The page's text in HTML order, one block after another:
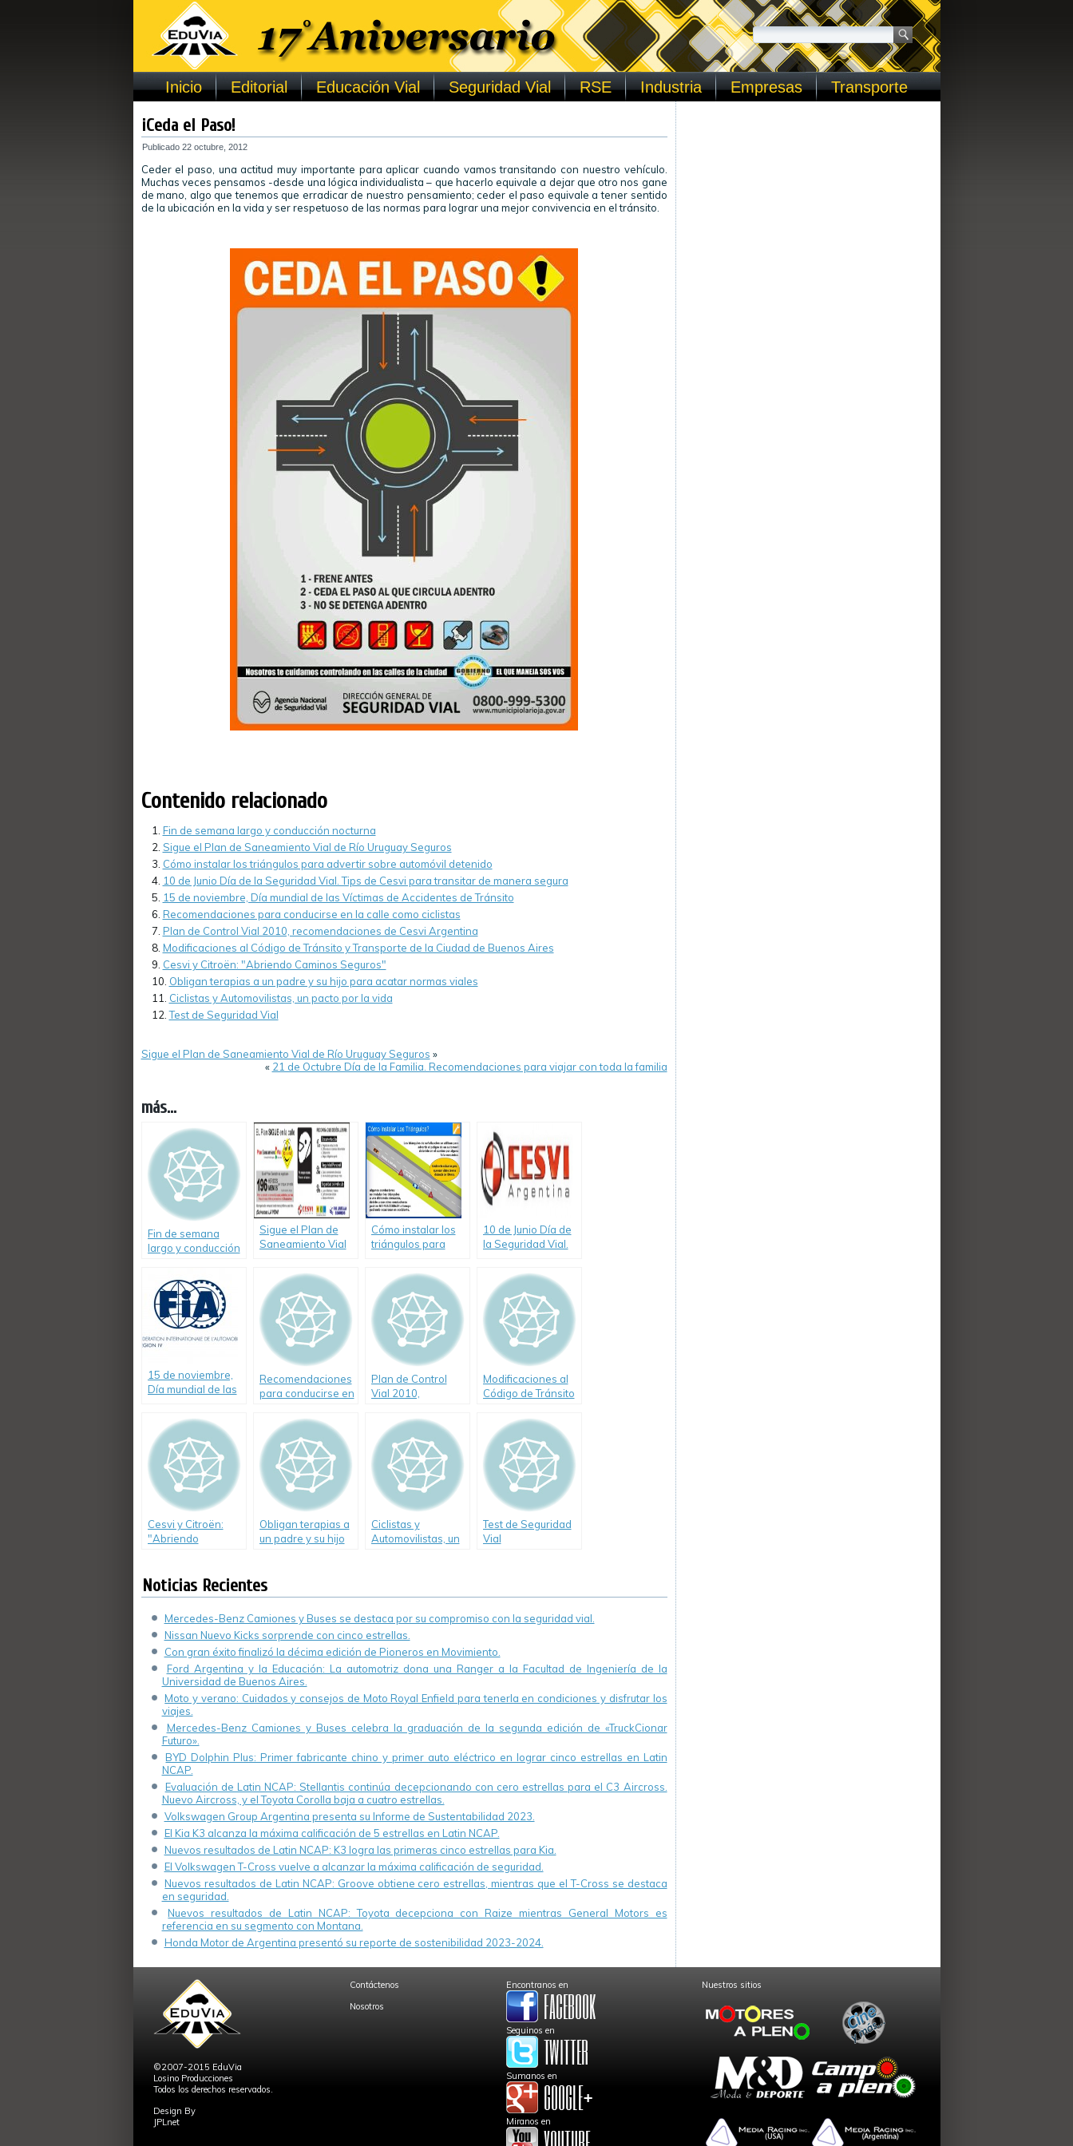
Inicio Editorial Educación Vial Seguridad Vial RSE Industria Empresas Transporte
¡Ceda el Paso!
Publicado 22 octubre, 2012
Ceder el paso, una actitud muy importante para aplicar cuando vamos transitando con nuestro vehículo.
Muchas veces pensamos -desde una lógica individualista – que hacerlo equivale a dejar que otro nos gane
de mano, algo que tenemos que erradicar de nuestro pensamiento; ceder el paso equivale a tener sentido
de la ubicación en la vida y ser respetuoso de las normas para lograr una mejor convivencia en el tránsito.
Contenido relacionado
Fin de semana largo y conducción nocturna
Sigue el Plan de Saneamiento Vial de Río Uruguay Seguros
Cómo instalar los triángulos para advertir sobre automóvil detenido
10 de Junio Día de la Seguridad Vial. Tips de Cesvi para transitar de manera segura
15 de noviembre, Día mundial de las Víctimas de Accidentes de Tránsito
Recomendaciones para conducirse en la calle como ciclistas
Plan de Control Vial 2010, recomendaciones de Cesvi Argentina
Modificaciones al Código de Tránsito y Transporte de la Ciudad de Buenos Aires
Cesvi y Citroën: "Abriendo Caminos Seguros"
Obligan terapias a un padre y su hijo para acatar normas viales
Ciclistas y Automovilistas, un pacto por la vida
Test de Seguridad Vial
Sigue el Plan de Saneamiento Vial de Río Uruguay Seguros »
« 21 de Octubre Día de la Familia. Recomendaciones para viajar con toda la familia
más...
Fin de semana
largo y conducción
Sigue el Plan de
Saneamiento Vial
Seguros
Cómo instalar los
triángulos para
automóvil detenido
10 de Junio Día de
la Seguridad Vial.
transitar de
manera segura
15 de noviembre,
Día mundial de las
Accidentes de
Tránsito
Recomendaciones
para conducirse en
ciclistas
Plan de Control
Vial 2010,
de Cesvi Argentina
Modificaciones al
Código de Tránsito
Ciudad de Buenos
Aires
Cesvi y Citroën:
"Abriendo
Obligan terapias a
un padre y su hijo
Ciclistas y
Automovilistas, un
Test de Seguridad
Vial
Noticias Recientes
Mercedes-Benz Camiones y Buses se destaca por su compromiso con la seguridad vial.
Nissan Nuevo Kicks sorprende con cinco estrellas.
Con gran éxito finalizó la décima edición de Pioneros en Movimiento.
Ford Argentina y la Educación: La automotriz dona una Ranger a la Facultad de Ingeniería de la
Universidad de Buenos Aires.
Moto y verano: Cuidados y consejos de Moto Royal Enfield para tenerla en condiciones y disfrutar los
viajes.
Mercedes-Benz Camiones y Buses celebra la graduación de la segunda edición de «TruckCionar
Futuro».
BYD Dolphin Plus: Primer fabricante chino y primer auto eléctrico en lograr cinco estrellas en Latin
NCAP.
Evaluación de Latin NCAP: Stellantis continúa decepcionando con cero estrellas para el C3 Aircross.
Nuevo Aircross, y el Toyota Corolla baja a cuatro estrellas.
Volkswagen Group Argentina presenta su Informe de Sustentabilidad 2023.
El Kia K3 alcanza la máxima calificación de 5 estrellas en Latin NCAP.
Nuevos resultados de Latin NCAP: K3 logra las primeras cinco estrellas para Kia.
El Volkswagen T-Cross vuelve a alcanzar la máxima calificación de seguridad.
Nuevos resultados de Latin NCAP: Groove obtiene cero estrellas, mientras que el T-Cross se destaca
en seguridad.
Nuevos resultados de Latin NCAP: Toyota decepciona con Raize mientras General Motors es
referencia en su segmento con Montana.
Honda Motor de Argentina presentó su reporte de sostenibilidad 2023-2024.
©2007-2015 EduVia
Losino Producciones
Todos los derechos reservados.
Design By
JPLnet
Contáctenos
Nosotros
Encontranos en
Seguinos en
Sumanos en
Miranos en
Nuestros sitios